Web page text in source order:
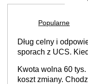
Popularne
Dług celny i
sporach z UCS.
Kwota wolna 60 tys.
koszt zmiany.